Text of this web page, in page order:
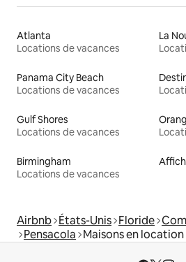
Atlanta
Locations de vacances
La
Panama City Beach
Locations de vacances
Gulf Shores
Locations de vacances
Birmingham
Locations de vacances
Airbnb États-Unis Floride
Pensacola Maisons en